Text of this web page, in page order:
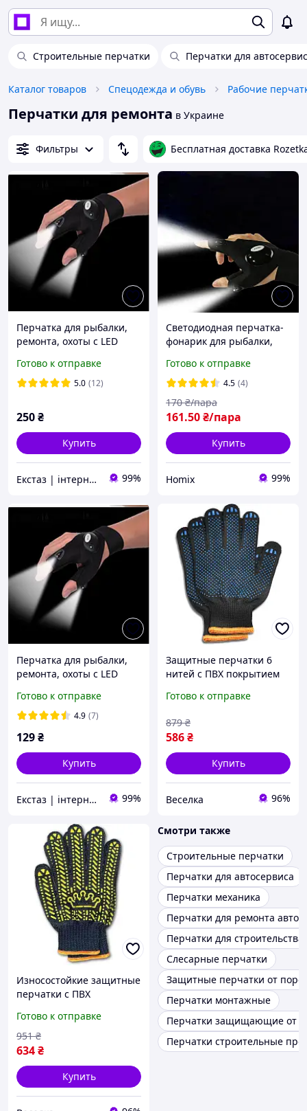
Строительные перчатки Перчатки для
Каталог товаров Спецодежда и обувь Рабочие
Перчатки для ремонта в Украине
Фильтры Бесплатная доставка
Перчатка для рыбалки,
ремонта, охоты с LED
(правая )
Готово к отправке
5.0 (12)
250₴
Купить
Екстаз | інтернет-магазин 99%
Светодиодная перчатка-
фонарик для рыбалки,
Готово к отправке
4.5 (4)
161.50₴/пара
170 ₴/пара
Купить
Homix 99%
Перчатка для рыбалки,
ремонта, охоты с LED
(левая )
Готово к отправке
4.9 (7)
129₴
Купить
Екстаз | інтернет-магазин 99%
Защитные перчатки 6
нитей с ПВХ покрытием
пар прочные удобные
малярных работ FLAME
Готово к отправке
586₴
879 ₴
Купить
Веселка 96%
Износостойкие защитные
перчатки с ПВХ
текс для строительства и
ремонта FLAME
Готово к отправке
634₴
951 ₴
Купить
Смотри также
Строительные перчатки
Перчатки для автосервиса
Перчатки механика
Перчатки для ремонта авто
Перчатки для строительства
Слесарные перчатки
Защитные перчатки от
Перчатки монтажные
Перчатки защищающие от
Перчатки строительные